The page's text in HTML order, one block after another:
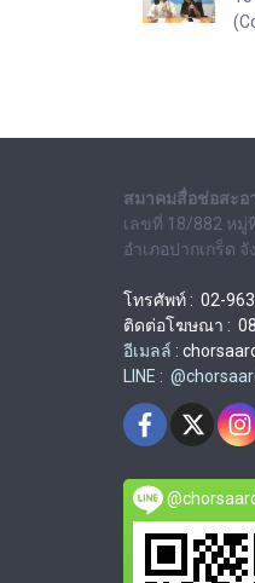
สมาคมสื่อช่อสะอ
เลขที่ 18/882 ห
อำเภอปากเกร็ด
โทรศัพท์ : 02-
ติดต่อโฆษณา :
อีเมลล์ :
LINE :